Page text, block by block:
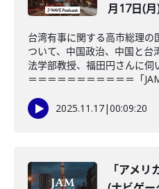
月17日(
台湾有事に関する高市総理
ついて、中国政治、中国と
法学部教授、福田円さんに伺
＝＝＝＝＝＝＝＝＝＝＝「
2025.11.17|00:09:20
「アメリ